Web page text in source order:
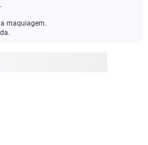
maquiagem.